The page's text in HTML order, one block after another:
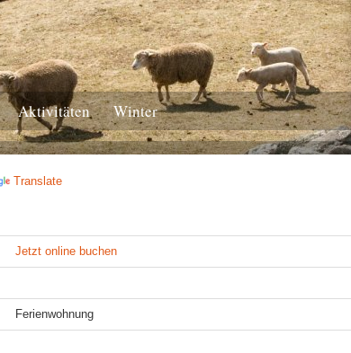
Aktivitäten Winter
Translate
Jetzt online buchen
Ferienwohnung